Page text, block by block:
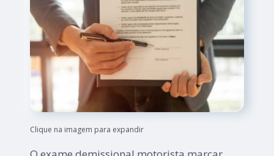
Clique na imagem para expandir